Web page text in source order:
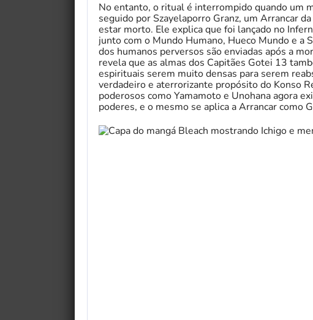
No entanto, o ritual é interrompido quando um
seguido por Szayelaporro Granz, um Arrancar
estar morto. Ele explica que foi lançado no
junto com o Mundo Humano, Hueco Mundo e a
dos humanos perversos são enviadas após a
revela que as almas dos Capitães Gotei 13
espirituais serem muito densas para serem
verdadeiro e aterrorizante propósito do Konso
poderosos como Yamamoto e Unohana agora
poderes, e o mesmo se aplica a Arrancar como